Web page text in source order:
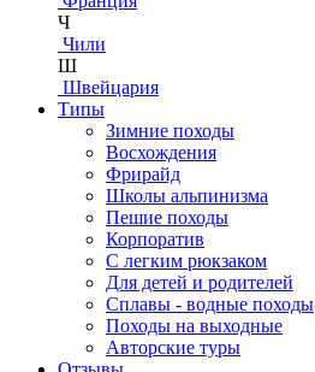
Ч
Чили
Ш
Швейцария
Типы
Зимние походы
Восхождения
Фрирайд
Школы альпинизма
Пешие походы
Корпоратив
С легким рюкзаком
Для детей и родителей
Сплавы - водные походы
Походы на выходные
Авторские туры